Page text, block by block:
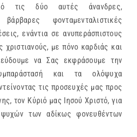
τις δύο αυτές άνανδρες,
φονταμενταλιστικές
ενάντια σε ανυπεράσπιστους
χριστιανούς, με πόνο καρδιάς και
να Σας εκφράσουμε την
και τα ολόψυχα
τις προσευχές μας προς
τον Κύριό μας Ιησού Χριστό, για
των αδίκως φονευθέντων